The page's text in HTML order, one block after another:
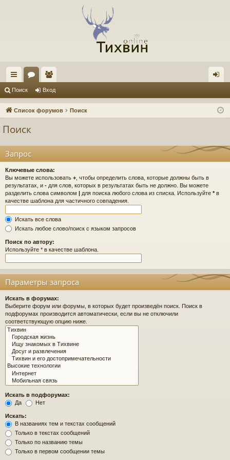
с
ы ум
ол
ьз д
Поиск Вход
Список форумов Поиск
Поиск
Запрос
Ключевые слова:
Вы можете использовать + , чтобы определить слова, которые должны быть в
результатах, и - для слов, которых в результатах быть не должно. Вы можете
разделить слова символом | для поиска любого слова из списка. Используйте *в
качестве шаблона для частичного совпадения.
Искать все слова
Искать любое слово/поиск с языком запросов
Поиск по автору:
Используйте * в качестве шаблона.
Параметры запроса
Искать в форумах:
Выберите форум или форумы, в которых будет произведён поиск. Поиск в
подфорумах производится автоматически, если вы не отключили
соответствующую опцию ниже.
Искать в подфорумах:
Да
Нет
Искать:
В названиях тем и текстах сообщений
Только в текстах сообщений
Только по названию темы
Только в первом сообщении темы